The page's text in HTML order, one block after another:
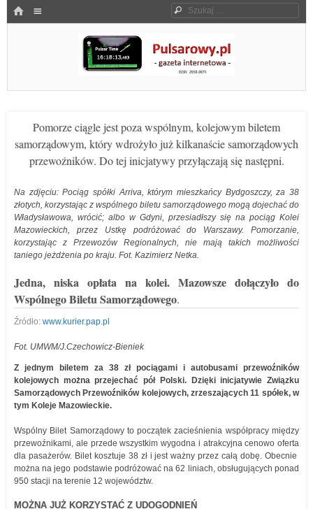
HOME Szukaj
Pulsarowy.pl
Pomorze ciągle jest poza wspólnym, kolejowym biletem
samorządowym, który wdrożyło już kilkanaście samorządowych
przewoźników. Do tej inicjatywy przyłączają się następni.
Na zdjęciu: Pociąg spółki Arriva, którym mieszkańcy Bydgoszczy, za 38
złotych, korzystając z wspólnego biletu samorządowego mogą dojechać do
Władysławowa, wrócić; albo w Gdyni, przesiadłszy się na pociąg Kolei
Mazowieckich, przez Ustkę podróżować do Warszawy. Pomorzanie,
korzystając z Przewozów Regionalnych, nie mają takich możliwości
taniego jeżdżenia po kraju. Fot. Kazimierz Netka.
Jedna, niska opłata na kolei. Mazowsze dołączyło do
Wspólnego Biletu Samorządowego.
Źródło: www.kurier.pap.pl
Fot. UMWM/J.Czechowicz-Bieniek
Z jednym biletem za 38 zł pociągami i autobusami przewoźników
kolejowych można przejechać pół Polski. Dzięki inicjatywie Związku
Samorządowych Przewoźników kolejowych, zrzeszających 11 spółek, w
tym Koleje Mazowieckie.
Wspólny Bilet Samorządowy to początek zacieśnienia współpracy między
przewoźnikami, ale przede wszystkim wygodna i atrakcyjna cenowo oferta
dla pasażerów. Bilet kosztuje 38 zł i jest ważny przez całą dobę. Obecnie
można na jego podstawie podróżować na 62 liniach, obsługujących ponad
950 stacji na terenie 12 województw.
MOŻNA JUŻ KORZYSTAĆ Z UDOGODNIEŃ